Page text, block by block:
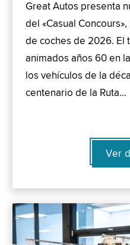
Great Autos presenta
del «Casual
de coches de 2026. El
animados años 60 en
los vehículos de la
centenario de la Ruta…
Ver